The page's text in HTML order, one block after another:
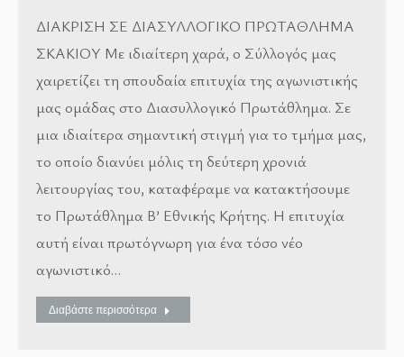
ΔΙΑΚΡΙΣΗ ΣΕ ΔΙΑΣΥΛΛΟΓΙΚΟ ΠΡΩΤΑΘΛΗΜΑ
ΣΚΑΚΙΟΥ Με ιδιαίτερη χαρά, ο Σύλλογός μας
χαιρετίζει τη σπουδαία επιτυχία της αγωνιστικής
μας ομάδας στο Διασυλλογικό Πρωτάθλημα. Σε
μια ιδιαίτερα σημαντική στιγμή για το τμήμα μας,
το οποίο διανύει μόλις τη δεύτερη χρονιά
λειτουργίας του, καταφέραμε να κατακτήσουμε
το Πρωτάθλημα Β’ Εθνικής Κρήτης. Η επιτυχία
αυτή είναι πρωτόγνωρη για ένα τόσο νέο
αγωνιστικό…
Διαβάστε περισσότερα